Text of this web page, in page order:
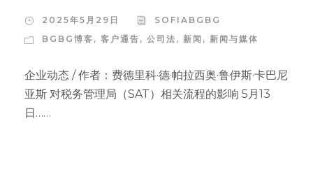
2025年5月29日
SOFIABGBG
BGBG博客 , 客户通告 , 公司法 , 新闻 , 新闻与媒体
企业动态 / 作者：费德里科·德·帕拉西奥·鲁伊斯·卡巴尼
亚斯 对税务管理局（SAT）相关流程的影响 5月13
日……